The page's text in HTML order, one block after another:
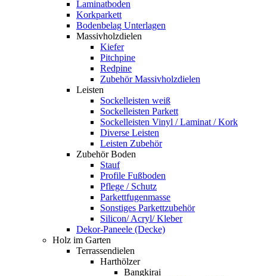
Laminatboden
Korkparkett
Bodenbelag Unterlagen
Massivholzdielen
Kiefer
Pitchpine
Redpine
Zubehör Massivholzdielen
Leisten
Sockelleisten weiß
Sockelleisten Parkett
Sockelleisten Vinyl / Laminat / Kork
Diverse Leisten
Leisten Zubehör
Zubehör Boden
Stauf
Profile Fußboden
Pflege / Schutz
Parkettfugenmasse
Sonstiges Parkettzubehör
Silicon/ Acryl/ Kleber
Dekor-Paneele (Decke)
Holz im Garten
Terrassendielen
Harthölzer
Bangkirai